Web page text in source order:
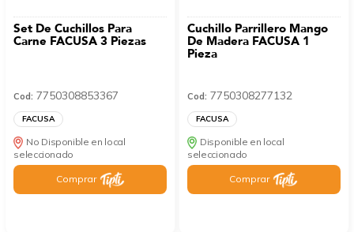
Set De Cuchillos Para
Carne FACUSA 3 Piezas
Cod: 7750308853367
FACUSA
No Disponible en local
seleccionado
Comprar
Cuchillo Parrillero Mango
De Madera FACUSA 1
Pieza
Cod: 7750308277132
FACUSA
Disponible en local
seleccionado
Comprar